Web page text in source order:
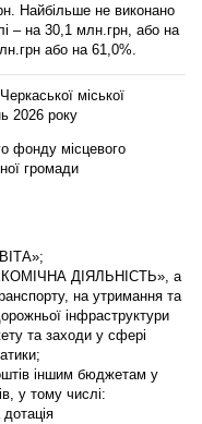
Найбільше не виконано
– на 30,1 млн.грн, або на
або на 61,0%.
міської
2026 року
фонду місцевого
громади
ДІЯЛЬНІСТЬ», а
на утримання та
інфраструктури
та заходи у сфері
іншим бюджетам у
у тому числі: